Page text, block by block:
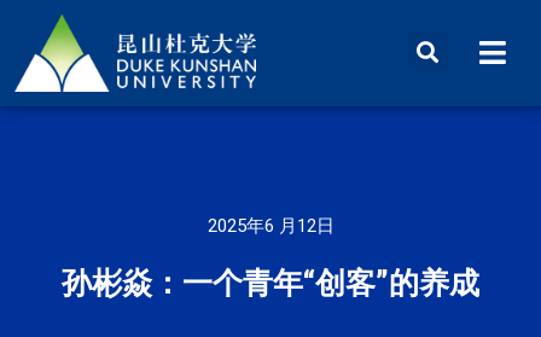
2025年6 月12日
孙彬焱：一个青年“创客”的养成